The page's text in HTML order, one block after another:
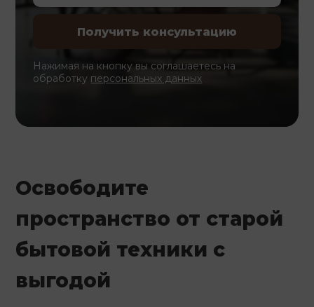
Нажимая на кнопку вы соглашаетесь на
обработку персональных данных
Освободите
пространство от старой
бытовой техники с
выгодой